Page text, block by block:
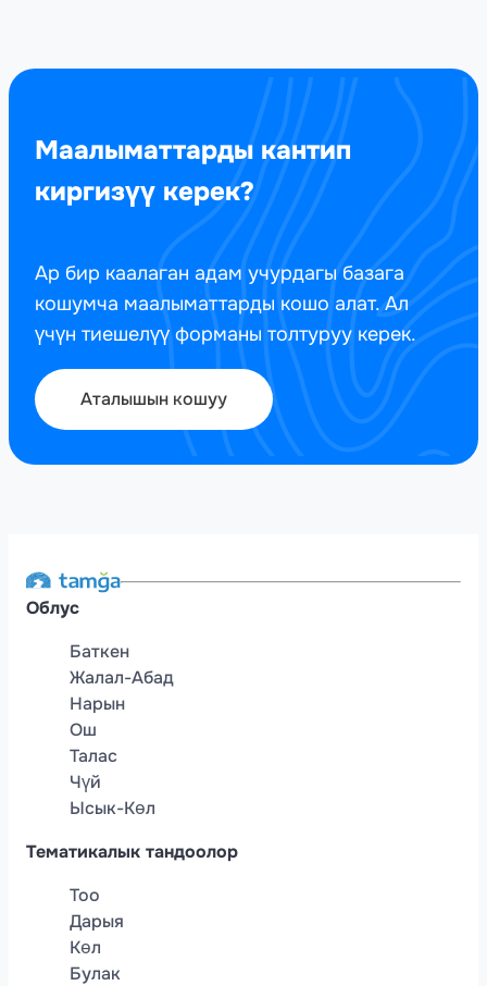
Маалыматтарды кантип
киргизүү керек?
Ар бир каалаган адам учурдагы базага
кошумча маалыматтарды кошо алат. Ал
үчүн тиешелүү форманы толтуруу керек.
Аталышын кошуу
Облус
Баткен
Жалал-Абад
Нарын
Ош
Талас
Чүй
Ысык-Көл
Тематикалык тандоолор
Тоо
Дарыя
Көл
Булак